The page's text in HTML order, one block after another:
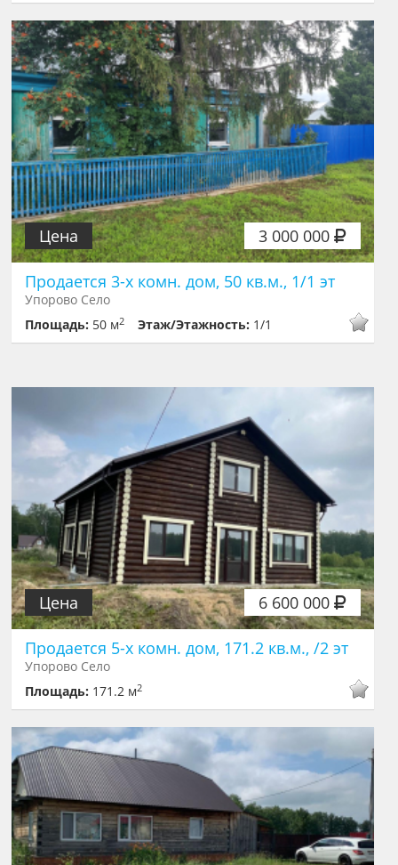
3 000 000
Цена
Продается 3-х комн. дом, 50 кв.м., 1/1 эт
Упорово Село
Площадь: 50 м2 Этаж/Этажность: 1/1
6 600 000
Цена
Продается 5-х комн. дом, 171.2 кв.м., /2 эт
Упорово Село
Площадь: 171.2 м2